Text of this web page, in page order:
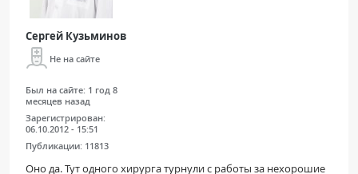
Сергей Кузьминов
Не на сайте
Был на сайте: 1 год 8
месяцев назад
Зарегистрирован:
06.10.2012 - 15:51
Публикации: 11813
Оно да. Тут одного хирурга турнули с работы за нехорошие